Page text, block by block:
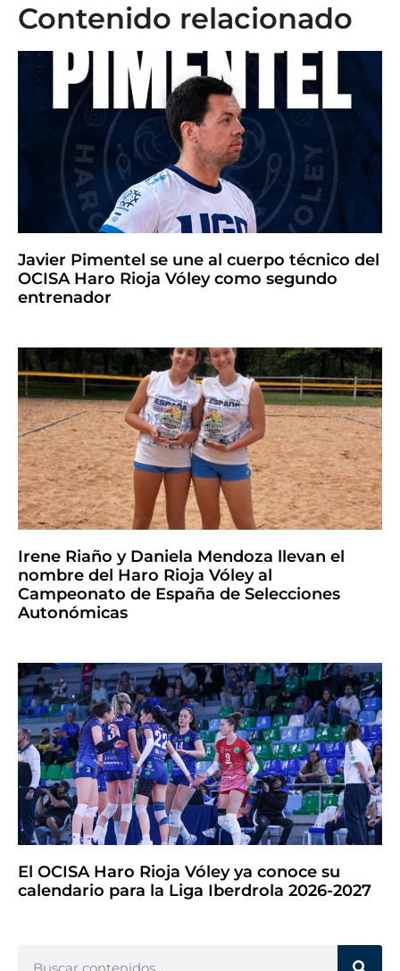
Contenido relacionado
Javier Pimentel se une al cuerpo técnico del
OCISA Haro Rioja Vóley como segundo
entrenador
Irene Riaño y Daniela Mendoza llevan el
nombre del Haro Rioja Vóley al
Campeonato de España de Selecciones
Autonómicas
El OCISA Haro Rioja Vóley ya conoce su
calendario para la Liga Iberdrola 2026-2027